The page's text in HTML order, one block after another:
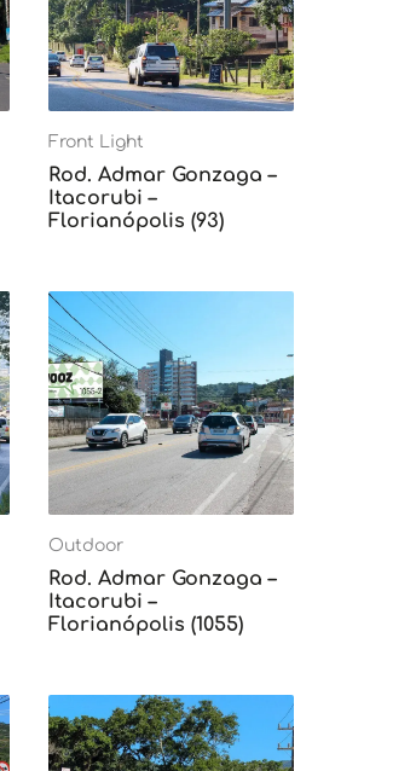
Front Light
Rod. Admar Gonzaga –
Itacorubi –
Florianópolis (93)
Outdoor
Rod. Admar Gonzaga –
Itacorubi –
Florianópolis (1055)